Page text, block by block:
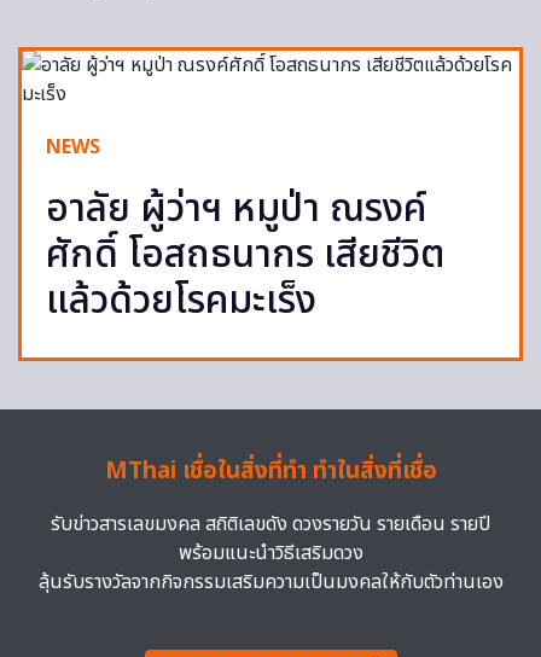
NEWS
อาลัย ผู้ว่าฯ หมูป่า ณรงค์
ศักดิ์ โอสถธนากร เสียชีวิต
แล้วด้วยโรคมะเร็ง
MThai เชื่อในสิ่งที่ทำ ทำในสิ่งที่เชื่อ
รับข่าวสารเลขมงคล สถิติเลขดัง ดวงรายวัน รายเดือน รายปี
พร้อมแนะนำวิธีเสริมดวง
ลุ้นรับรางวัลจากกิจกรรมเสริมความเป็นมงคลให้กับตัวท่านเอง